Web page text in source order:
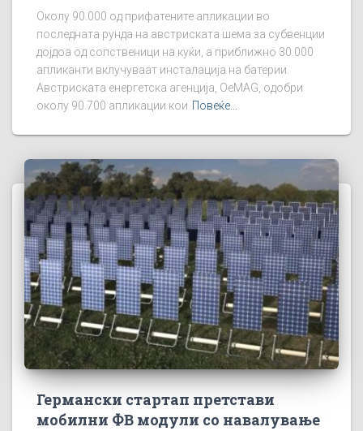
Околу 90.000 од прифатените апликации во
последната рунда на австриската шема за субвенции
дојдоа од сопственици на куќи, а приближно 30.000
апликанти вклучуваат инсталација на батерии.
Австриската енергетска агенција, OeMAG, одобри
околу 90.700 апликации кои Повеќе...
Германски стартап претстави
мобилни ФВ модули со навалување